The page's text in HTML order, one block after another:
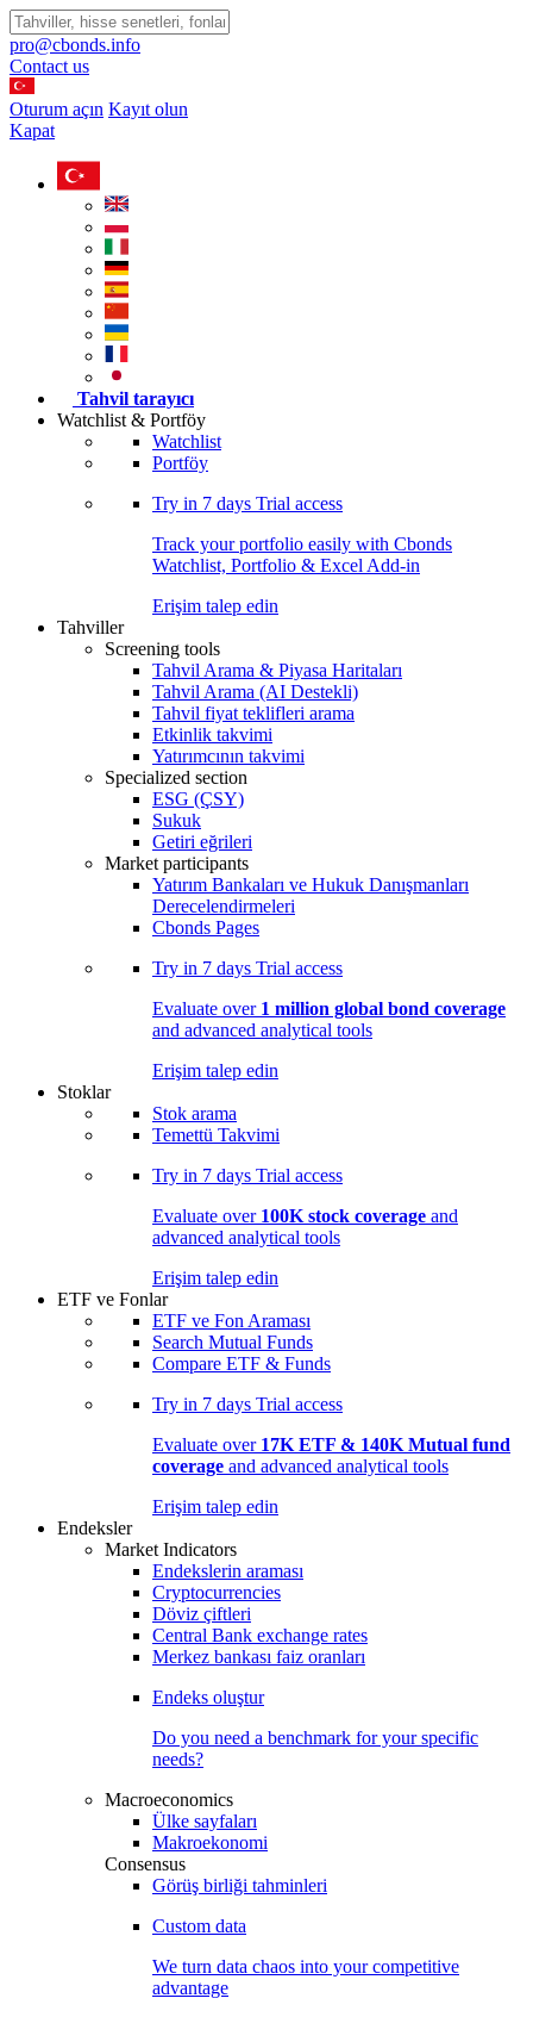
pro@cbonds.info
Contact us
Oturum açın Kayıt olun
Kapat
Tahvil tarayıcı
Watchlist & Portföy
Watchlist
Portföy
Try in 7 days Trial access
Track your portfolio easily with Cbonds
Watchlist, Portfolio & Excel Add-in
Erişim talep edin
Tahviller
Screening tools
Tahvil Arama & Piyasa Haritaları
Tahvil Arama (AI Destekli)
Tahvil fiyat teklifleri arama
Etkinlik takvimi
Yatırımcının takvimi
Specialized section
ESG (ÇSY)
Sukuk
Getiri eğrileri
Market participants
Yatırım Bankaları ve Hukuk Danışmanları
Derecelendirmeleri
Cbonds Pages
Try in 7 days Trial access
Evaluate over 1 million global bond coverage
and advanced analytical tools
Erişim talep edin
Stoklar
Stok arama
Temettü Takvimi
Try in 7 days Trial access
Evaluate over 100K stock coverage and
advanced analytical tools
Erişim talep edin
ETF ve Fonlar
ETF ve Fon Araması
Search Mutual Funds
Compare ETF & Funds
Try in 7 days Trial access
Evaluate over 17K ETF & 140K Mutual fund
coverage and advanced analytical tools
Erişim talep edin
Endeksler
Market Indicators
Endekslerin araması
Cryptocurrencies
Döviz çiftleri
Central Bank exchange rates
Merkez bankası faiz oranları
Endeks oluştur
Do you need a benchmark for your specific
needs?
Macroeconomics
Ülke sayfaları
Makroekonomi
Consensus
Görüş birliği tahminleri
Custom data
We turn data chaos into your competitive
advantage